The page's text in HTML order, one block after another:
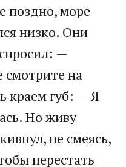
поздно, море
низко. Они
—
смотрите на
краем губ: — Я
Но живу
не смеясь,
перестать